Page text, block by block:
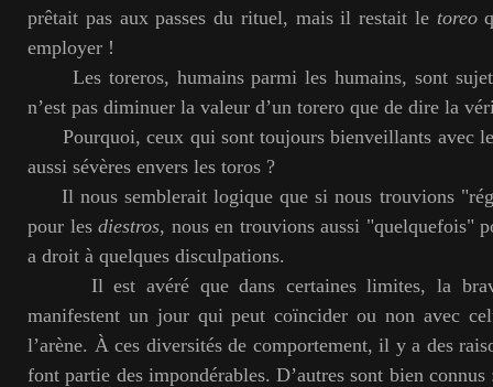
prêtait pas aux passes du rituel, mais il restait le toreo
employer !
Les toreros, humains parmi les humains, sont
n’est pas diminuer la valeur d’un torero que de dire la
Pourquoi, ceux qui sont toujours bienveillants avec
aussi sévères envers les toros ?
Il nous semblerait logique que si nous trouvions
pour lesdiestros, nous en trouvions aussi "quelquefois"
a droit à quelques disculpations.
Il est avéré que dans certaines limites, la
manifestent un jour qui peut coïncider ou non avec
l’arène. À ces diversités de comportement, il y a des
font partie des impondérables. D’autres sont bien